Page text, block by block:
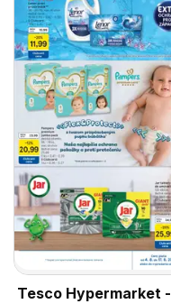
Tesco Hypermarket -